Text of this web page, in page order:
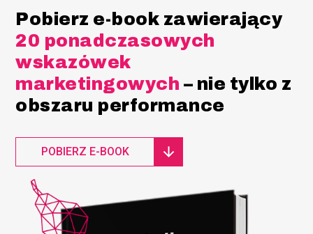
Pobierz e-book zawierający
20 ponadczasowych
wskazówek
marketingowych – nie tylko z
obszaru performance
POBIERZ E-BOOK